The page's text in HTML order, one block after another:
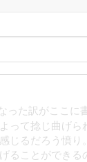
った訳がここに
って捻じ曲げら
じるだろう憤り
ることができる